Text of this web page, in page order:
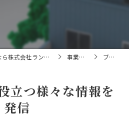
福岡の不動産売買・仲介なら株式会社ランドマーク 事業内容 ブログ
立つ様々な情報を
発信